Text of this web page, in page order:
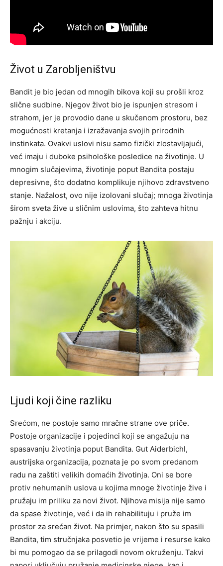
Život u Zarobljeništvu
Bandit je bio jedan od mnogih bikova koji su prošli kroz
slične sudbine. Njegov život bio je ispunjen stresom i
strahom, jer je provodio dane u skučenom prostoru, bez
mogućnosti kretanja i izražavanja svojih prirodnih
instinkata. Ovakvi uslovi nisu samo fizički zlostavljajući,
već imaju i duboke psihološke posledice na životinje. U
mnogim slučajevima, životinje poput Bandita postaju
depresivne, što dodatno komplikuje njihovo zdravstveno
stanje. Nažalost, ovo nije izolovani slučaj; mnoga životinja
širom sveta žive u sličnim uslovima, što zahteva hitnu
pažnju i akciju.
Ljudi koji čine razliku
Srećom, ne postoje samo mračne strane ove priče.
Postoje organizacije i pojedinci koji se angažuju na
spasavanju životinja poput Bandita. Gut Aiderbichl,
austrijska organizacija, poznata je po svom predanom
radu na zaštiti velikih domaćih životinja. Oni se bore
protiv nehumanih uslova u kojima mnoge životinje žive i
pružaju im priliku za novi život. Njihova misija nije samo
da spase životinje, već i da ih rehabilituju i pruže im
prostor za srećan život. Na primjer, nakon što su spasili
Bandita, tim stručnjaka posvetio je vrijeme i resurse kako
bi mu pomogao da se prilagodi novom okruženju. Takvi